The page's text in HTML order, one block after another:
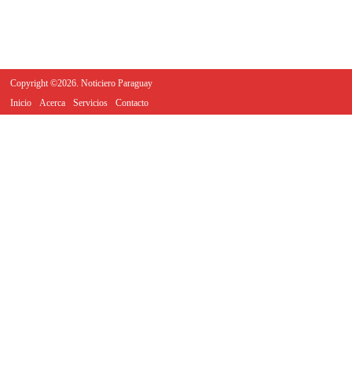
Copyright ©2026. Noticiero Paraguay
Inicio
Acerca Servicios Contacto